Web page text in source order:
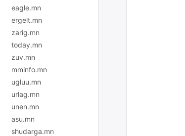
eagle.mn
ergelt.mn
zarig.mn
today.mn
zuv.mn
mminfo.mn
ugluu.mn
urlag.mn
unen.mn
asu.mn
shudarga.mn